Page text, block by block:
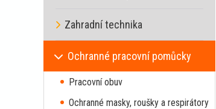
Zahradní technika
Ochranné pracovní pomůcky
Pracovní obuv
Ochranné masky, roušky a respirátory